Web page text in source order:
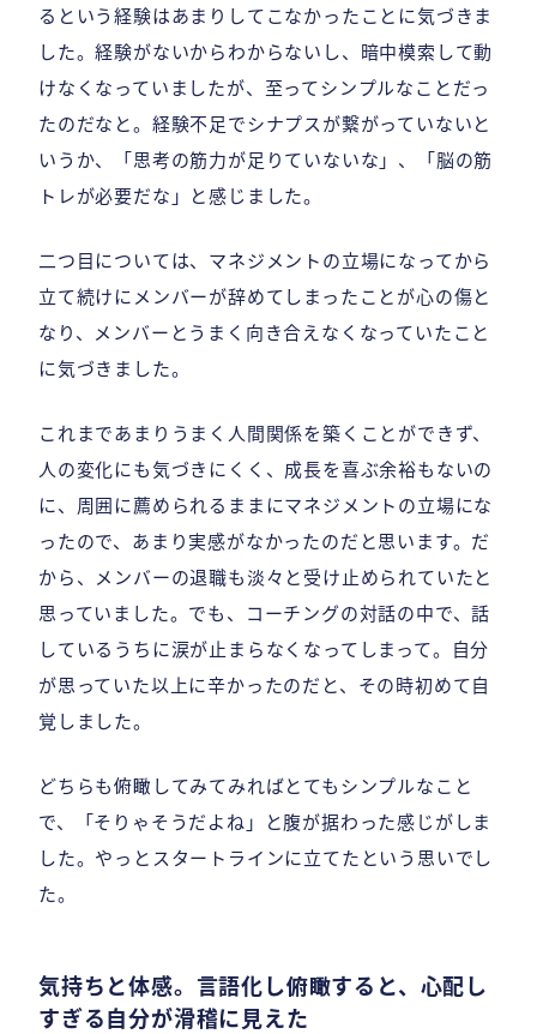
るという経験はあまりしてこなかったことに気づきま
した。経験がないからわからないし、暗中模索して動
けなくなっていましたが、至ってシンプルなことだっ
たのだなと。経験不足でシナプスが繋がっていないと
いうか、「思考の筋力が足りていないな」、「脳の筋
トレが必要だな」と感じました。
二つ目については、マネジメントの立場になってから
立て続けにメンバーが辞めてしまったことが心の傷と
なり、メンバーとうまく向き合えなくなっていたこと
に気づきました。
これまであまりうまく人間関係を築くことができず、
人の変化にも気づきにくく、成長を喜ぶ余裕もないの
に、周囲に薦められるままにマネジメントの立場にな
ったので、あまり実感がなかったのだと思います。だ
から、メンバーの退職も淡々と受け止められていたと
思っていました。でも、コーチングの対話の中で、話
しているうちに涙が止まらなくなってしまって。自分
が思っていた以上に辛かったのだと、その時初めて自
覚しました。
どちらも俯瞰してみてみればとてもシンプルなこと
で、「そりゃそうだよね」と腹が据わった感じがしま
した。やっとスタートラインに立てたという思いでし
た。
気持ちと体感。言語化し俯瞰すると、心配し
すぎる自分が滑稽に見えた